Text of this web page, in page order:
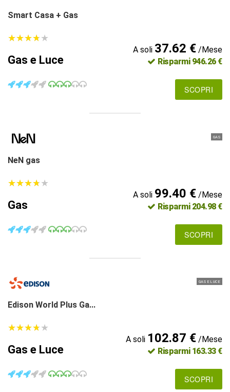
Smart Casa + Gas
★★★★★
★★★★★
Gas e Luce
A soli 37.62 €/Mese
Risparmi 946.26 €
SCOPRI
GAS
NeN gas
★★★★★
★★★★★
Gas
A soli 99.40 €/Mese
Risparmi 204.98 €
SCOPRI
GAS E LUCE
Edison World Plus Ga...
★★★★★
★★★★★
Gas e Luce
A soli 102.87 €/Mese
Risparmi 163.33 €
SCOPRI